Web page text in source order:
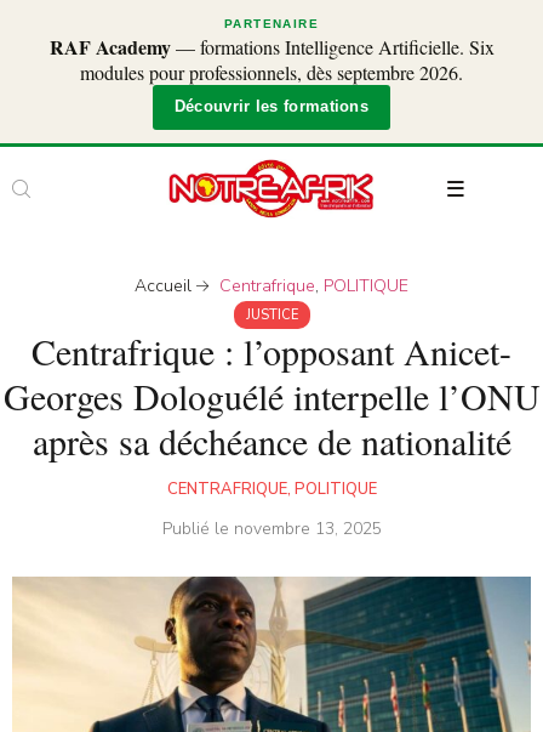
PARTENAIRE
RAF Academy— formations Intelligence Artificielle. Six
modules pour professionnels, dès septembre 2026.
Découvrir les formations
Accueil Centrafrique, POLITIQUE
JUSTICE
Centrafrique : l’opposant Anicet-
Georges Dologuélé interpelle l’ONU
après sa déchéance de nationalité
CENTRAFRIQUE, POLITIQUE
Publié le novembre 13, 2025